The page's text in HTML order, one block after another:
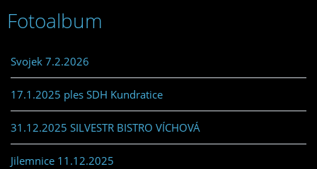
Fotoalbum
Svojek 7.2.2026
17.1.2025 ples SDH Kundratice
31.12.2025 SILVESTR BISTRO VÍCHOVÁ
Jilemnice 11.12.2025